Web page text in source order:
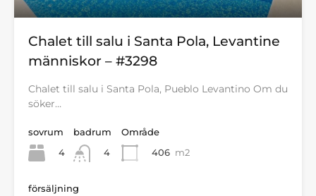
Chalet till salu i Santa Pola, Levantine
människor – #3298
Chalet till salu i Santa Pola, Pueblo Levantino Om du
söker…
sovrum
4
badrum
4
Område
406 m2
försäljning